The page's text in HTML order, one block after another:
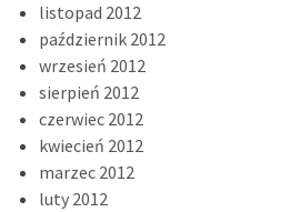
listopad 2012
październik 2012
wrzesień 2012
sierpień 2012
czerwiec 2012
kwiecień 2012
marzec 2012
luty 2012